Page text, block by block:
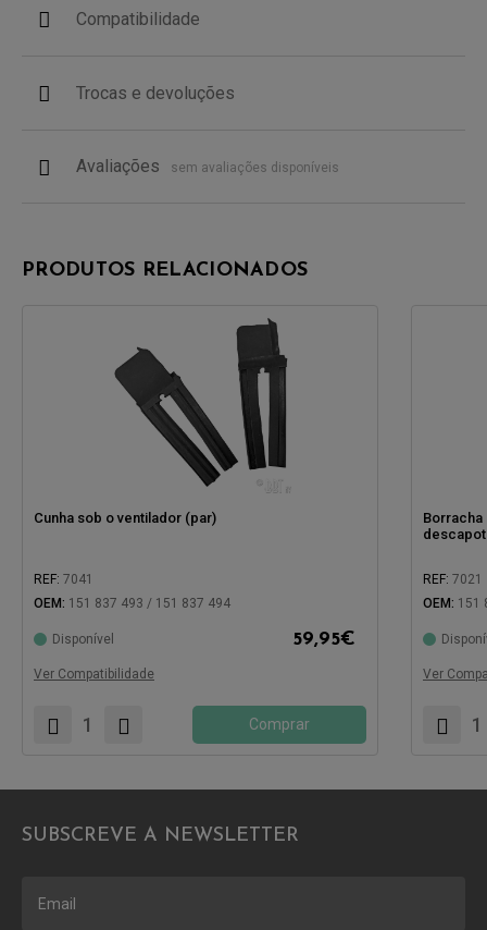
Compatibilidade
Trocas e devoluções
Avaliações sem avaliações disponíveis
PRODUTOS RELACIONADOS
Cunha sob o ventilador (par)
REF: 7041
OEM: 151 837 493 / 151 837 494
Disponível 59,95€
Ver Compatibilidade
Comprar
Borracha
REF: 7021
OEM: 151
Ver
SUBSCREVE A NEWSLETTER